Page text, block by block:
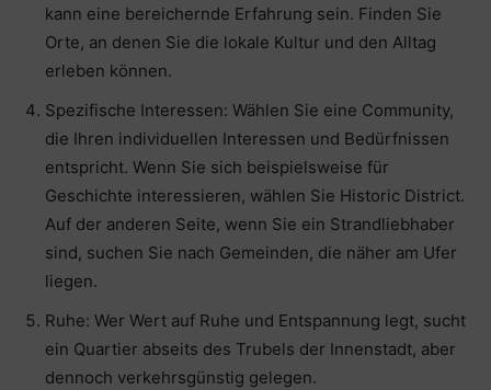
kann eine bereichernde Erfahrung sein. Finden Sie
Orte, an denen Sie die lokale Kultur und den Alltag
erleben können.
Spezifische Interessen: Wählen Sie eine Community,
die Ihren individuellen Interessen und Bedürfnissen
entspricht. Wenn Sie sich beispielsweise für
Geschichte interessieren, wählen Sie Historic District.
Auf der anderen Seite, wenn Sie ein Strandliebhaber
sind, suchen Sie nach Gemeinden, die näher am Ufer
liegen.
Ruhe: Wer Wert auf Ruhe und Entspannung legt, sucht
ein Quartier abseits des Trubels der Innenstadt, aber
dennoch verkehrsgünstig gelegen.